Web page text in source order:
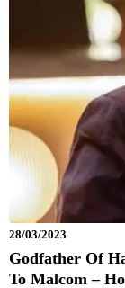
28/03/2023
Godfather Of
To Malcom –